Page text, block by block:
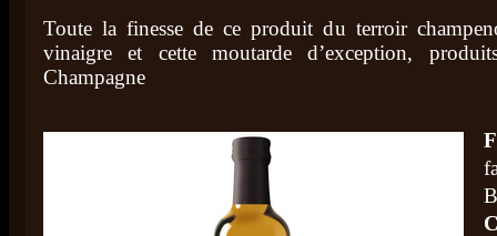
Toute la finesse de ce produit du terroir
vinaigre et cette moutarde d’exception,
Champagne